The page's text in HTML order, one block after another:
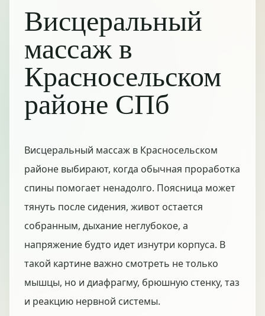
Висцеральный
массаж в
Красносельском
районе СПб
Висцеральный массаж в Красносельском
районе выбирают, когда обычная проработка
спины помогает ненадолго. Поясница может
тянуть после сидения, живот остается
собранным, дыхание неглубокое, а
напряжение будто идет изнутри корпуса. В
такой картине важно смотреть не только
мышцы, но и диафрагму, брюшную стенку, таз
и реакцию нервной системы.